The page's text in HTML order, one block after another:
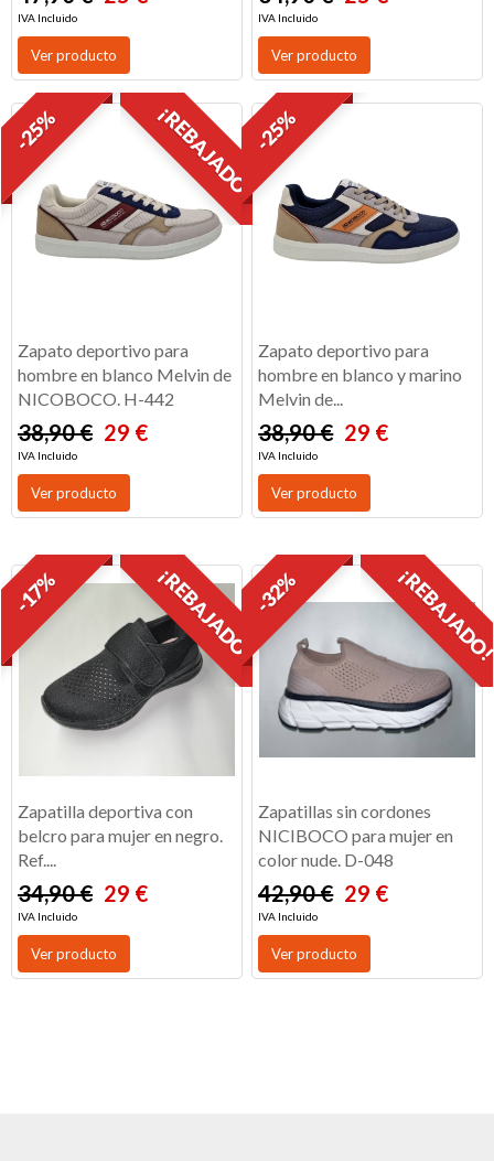
IVA Incluido
Ver producto
IVA Incluido
Ver producto
¡REBAJADO!
-25%
Zapato deportivo para
hombre en blanco Melvin de
NICOBOCO. H-442
38,90 € 29 €
IVA Incluido
Ver producto
-25%
Zapato deportivo para
hombre en blanco y marino
Melvin de...
38,90 € 29 €
IVA Incluido
Ver producto
¡REBAJADO!
-17%
Zapatilla deportiva con
belcro para mujer en negro.
Ref....
34,90 € 29 €
IVA Incluido
Ver producto
-32%
Zapatillas sin cordones
NICIBOCO para mujer en
color nude. D-048
42,90 € 29 €
IVA Incluido
Ver producto